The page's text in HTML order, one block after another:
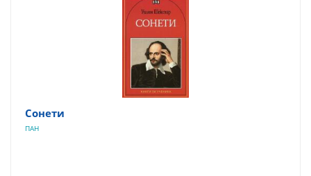
Сонети
ПАН